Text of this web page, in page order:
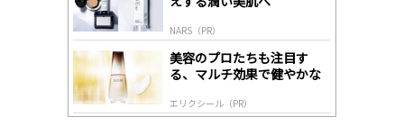
NARS（PR）
美容のプロたちも注目す
る、マルチ効果で健やかな
エリクシール（PR）